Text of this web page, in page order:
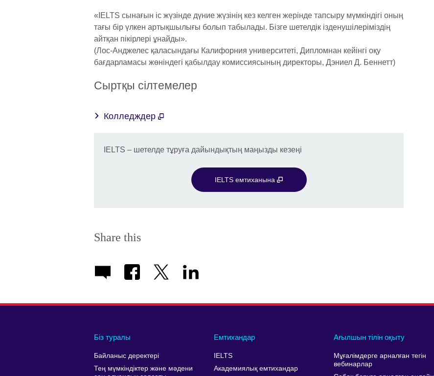
«IELTS сынағын іс жүзінде дүние жүзінің кез келген жерінде тапсыру мүмкіндігі оның
тағы бір үлкен артықшылығы болып табылады. Бізге шетелдік ізденушілеріміздің
айтқан пікірлері ұнайды».
(Лос-Анджелес қаласындағы Калифорния университеті, Дипломнан кейінгі оқу
бағдарламасы жөніндегі қабылдау комиссиясының директоры, Дэниел Д. Беннетт)
Сыртқы сілтемелер
Колледждер
IELTS – шетелде тұруға дайындықтың маңызды кезеңі
IELTS емтиханына
Share this
Біз туралы
Байланыс деректері
Тең мүмкіндіктер және мәдени
Емтихандар
IELTS
Академиялық емтихандар
Ағылшын тілін оқыту
Мұғалімдерге арналған тегін
вебинарлар